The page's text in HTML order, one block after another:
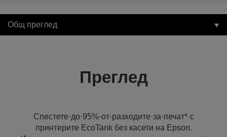
Общ преглед
Преглед
Спестете·до·95%·от·разходите·за·печат*·с
принтерите EcoTank без касети на Epson.